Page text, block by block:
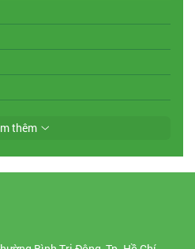
thêm